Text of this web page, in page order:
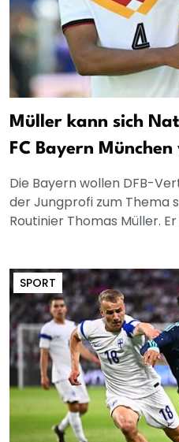
Müller kann sich
FC Bayern
Die Bayern wollen DFB-
der Jungprofi zum Thema
Routinier Thomas Müller.
SPORT